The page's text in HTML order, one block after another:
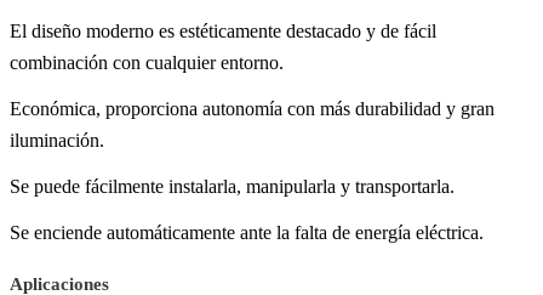
El diseño moderno es estéticamente destacado y de fácil
combinación con cualquier entorno.
Económica, proporciona autonomía con más durabilidad y gran
iluminación.
Se puede fácilmente instalarla, manipularla y transportarla.
Se enciende automáticamente ante la falta de energía eléctrica.
Aplicaciones